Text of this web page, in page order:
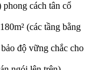
cách tân cổ
(các tầng bằng
độ vững chắc cho